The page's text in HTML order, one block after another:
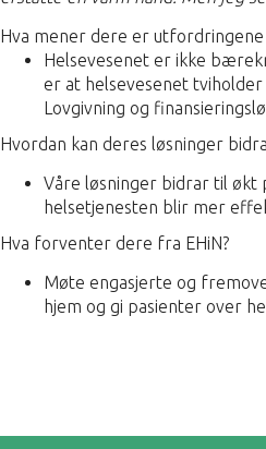
Hva mener dere er utfordringene
Helsevesenet er ikke
er at helsevesenet
Lovgivning og
Hvordan kan deres løsninger
Våre løsninger bidrar til økt
helsetjenesten blir mer
Hva forventer dere fra EHiN?
Møte engasjerte og
hjem og gi pasienter over